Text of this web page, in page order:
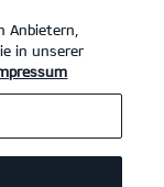
Anbietern,
in unserer